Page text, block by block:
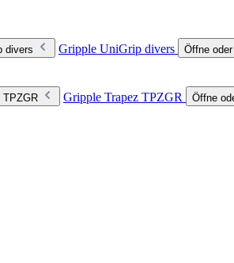
divers Gripple UniGrip divers Öffne
TPZGR Gripple Trapez TPZGR Öffne